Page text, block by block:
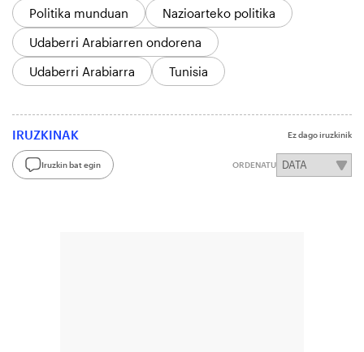
Politika munduan
Nazioarteko politika
Udaberri Arabiarren ondorena
Udaberri Arabiarra
Tunisia
IRUZKINAK Ez dago iruzkinik
Iruzkin bat egin ORDENATU